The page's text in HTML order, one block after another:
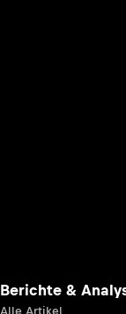
Berichte &
Alle Artikel